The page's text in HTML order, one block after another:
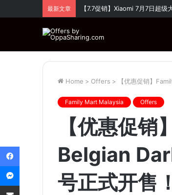
最新文章 【6.6促销】Huawei 超值优惠
Home > Offers > 【优惠促销】
Family Mart Malaysia Offers
【优惠促
Belgian
号正式开售！
Facebook
Messenger
Share via Email